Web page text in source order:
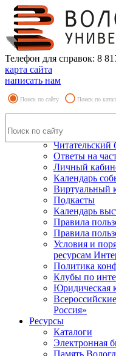
Телефон для справок: 8
карта сайта
написать нам
Поиск по сайту Поиск по
Ответы на
Личный
Календарь
Виртуальный
Подкасты
Календарь
Правила
Правила
Условия и
ресурсам
Политика
Клубы по
Юридическая
Россия»
Ресурсы
Каталоги
Электронная
Память